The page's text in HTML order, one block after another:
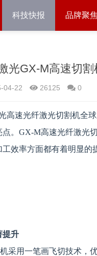
科技快报 品牌聚焦
光GX-M高速切
04-22 26125 0
高速光纤激光切割机全
。GX-M高速光纤激光
效率方面都有着明显
提升
采用一笔画飞切技术，